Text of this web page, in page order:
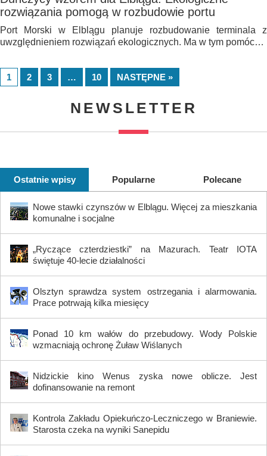
rozwiązania pomogą w rozbudowie portu
Port Morski w Elblągu planuje rozbudowanie terminala z
uwzględnieniem rozwiązań ekologicznych. Ma w tym pomóc…
1 2 3 … 10 NASTĘPNE »
NEWSLETTER
Ostatnie wpisy Popularne Polecane
Nowe stawki czynszów w Elblągu. Więcej za mieszkania
komunalne i socjalne
„Ryczące czterdziestki” na Mazurach. Teatr IOTA
świętuje 40-lecie działalności
Olsztyn sprawdza system ostrzegania i alarmowania.
Prace potrwają kilka miesięcy
Ponad 10 km wałów do przebudowy. Wody Polskie
wzmacniają ochronę Żuław Wiślanych
Nidzickie kino Wenus zyska nowe oblicze. Jest
dofinansowanie na remont
Kontrola Zakładu Opiekuńczo-Leczniczego w Braniewie.
Starosta czeka na wyniki Sanepidu